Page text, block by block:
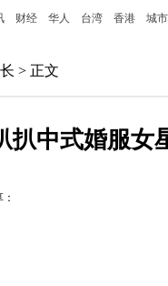
财经 华人 台湾 香港 城市
> 正文
扒中式婚服女